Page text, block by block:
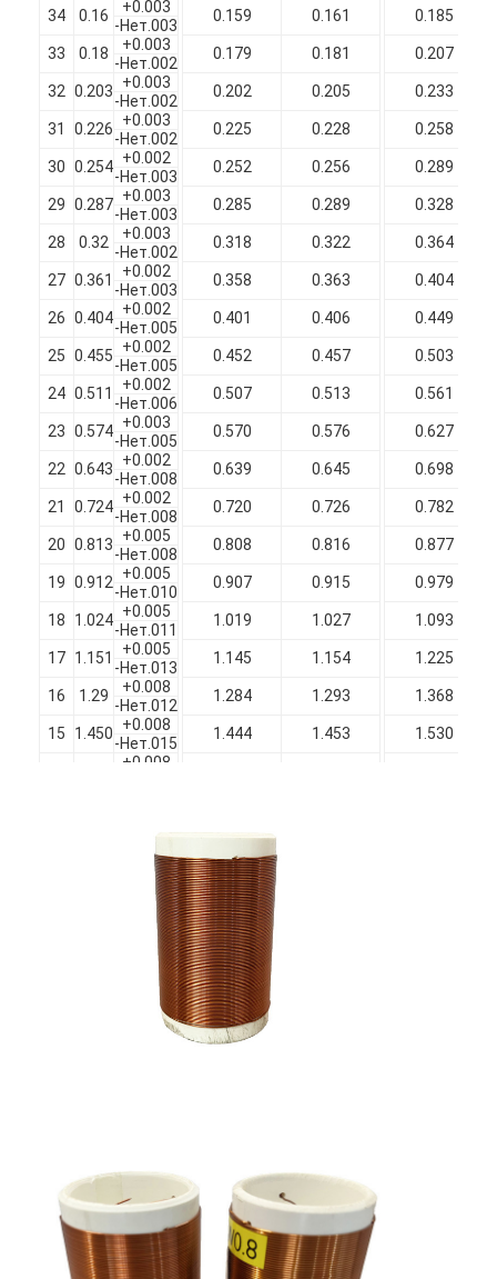
О нас
Экскурсия по заводу
Контроль качества
Свяжитесь с нами
Новости
Запросите цитату
эмалированная круглая медная проволока
Эмалированная медная обмотка
Изолированные эмалированные медные провода
Магнитная проволока эмалированная
эмалированная плоская медная проволока
Шелковые проволоки
провод litz
Высокотемпературный магнитный провод
34 0.16 +0.003 0.159 0.161 0.185
-Нет.003
33
0.18 +0.003 0.179 0.181 0.207
-Нет.002
32 0.203 +0.003 0.202 0.205 0.233
-Нет.002
31
0.226 +0.003 0.225 0.228 0.258
-Нет.002
30 0.254 +0.002 0.252 0.256 0.289
-Нет.003
29 0.287 +0.003 0.285 0.289 0.328
-Нет.003
28
0.32 +0.003 0.318 0.322 0.364
-Нет.002
27 0.361 +0.002 0.358 0.363 0.404
-Нет.003
26 0.404 +0.002 0.401 0.406 0.449
-Нет.005
25 0.455 +0.002 0.452 0.457 0.503
-Нет.005
24 0.511 +0.002 0.507 0.513 0.561
-Нет.006
23 0.574 +0.003 0.570 0.576 0.627
-Нет.005
22 0.643 +0.002 0.639 0.645 0.698
-Нет.008
21
0.724 +0.002 0.720 0.726 0.782
-Нет.008
20 0.813 +0.005 0.808 0.816 0.877
-Нет.008
19 0.912 +0.005 0.907 0.915 0.979
-Нет.010
18
1.024 +0.005 1.019 1.027 1.093
-Нет.011
17 1.151 +0.005 1.145 1.154 1.225
-Нет.013
16
1.29 +0.008 1.284 1.293 1.368
-Нет.012
15
1.450 +0.008 1.444 1.453 1.530
-Нет.015
+0.008
+0.010
-Нет.02
+0.012 2.296
-Нет.023
+0.013 2.580
-Нет.025
+0.015 2.896
-Нет.028
+0.018 3.254
-Нет.033
Вышеприведенные значения однократного